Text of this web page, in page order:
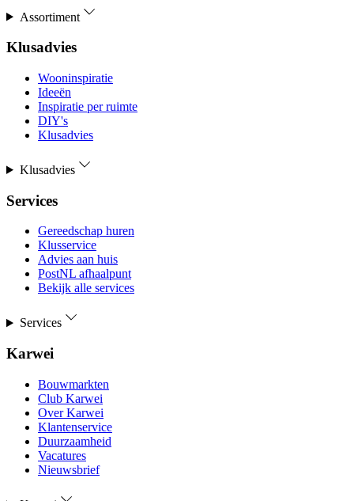
Assortiment
Klusadvies
Wooninspiratie
Ideeën
Inspiratie per ruimte
DIY's
Klusadvies
Klusadvies
Services
Gereedschap huren
Klusservice
Advies aan huis
PostNL afhaalpunt
Bekijk alle services
Services
Karwei
Bouwmarkten
Club Karwei
Over Karwei
Klantenservice
Duurzaamheid
Vacatures
Nieuwsbrief